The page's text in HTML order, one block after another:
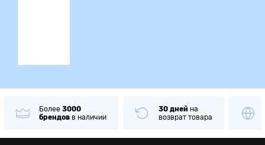
Более 3000
брендов в наличии
30 дней на
возврат товара